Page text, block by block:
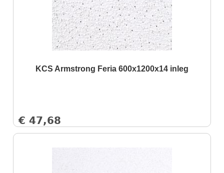
KCS Armstrong Feria 600x1200x14 inleg
€ 47,68